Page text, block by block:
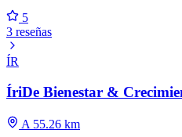
5
3 reseñas
ÍR
ÍriDe Bienestar &
A 55.26 km